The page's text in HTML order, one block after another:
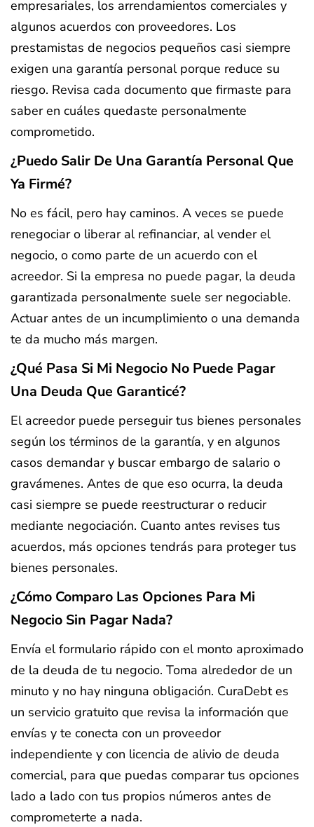
empresariales, los arrendamientos comerciales y
algunos acuerdos con proveedores. Los
prestamistas de negocios pequeños casi siempre
exigen una garantía personal porque reduce su
riesgo. Revisa cada documento que firmaste para
saber en cuáles quedaste personalmente
comprometido.
¿Puedo Salir De Una Garantía Personal Que
Ya Firmé?
No es fácil, pero hay caminos. A veces se puede
renegociar o liberar al refinanciar, al vender el
negocio, o como parte de un acuerdo con el
acreedor. Si la empresa no puede pagar, la deuda
garantizada personalmente suele ser negociable.
Actuar antes de un incumplimiento o una demanda
te da mucho más margen.
¿Qué Pasa Si Mi Negocio No Puede Pagar
Una Deuda Que Garanticé?
El acreedor puede perseguir tus bienes personales
según los términos de la garantía, y en algunos
casos demandar y buscar embargo de salario o
gravámenes. Antes de que eso ocurra, la deuda
casi siempre se puede reestructurar o reducir
mediante negociación. Cuanto antes revises tus
acuerdos, más opciones tendrás para proteger tus
bienes personales.
¿Cómo Comparo Las Opciones Para Mi
Negocio Sin Pagar Nada?
Envía el formulario rápido con el monto aproximado
de la deuda de tu negocio. Toma alrededor de un
minuto y no hay ninguna obligación. CuraDebt es
un servicio gratuito que revisa la información que
envías y te conecta con un proveedor
independiente y con licencia de alivio de deuda
comercial, para que puedas comparar tus opciones
lado a lado con tus propios números antes de
comprometerte a nada.